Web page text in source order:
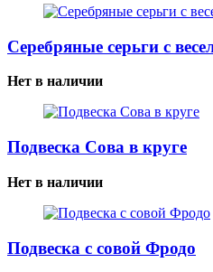
Серебряные серьги с
Нет в наличии
Подвеска Сова в круге
Нет в наличии
Подвеска с совой Фродо